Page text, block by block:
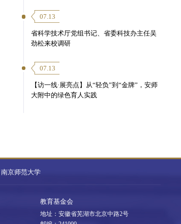
07.13
省科学技术厅党组书记、省委科技办主任吴
劲松来校调研
07.13
【访一线·展亮点】从“轻负”到“金牌”，安师
大附中的绿色育人实践
南京师范大学
教育基金会
地址：安徽省芜湖市北京中路2号